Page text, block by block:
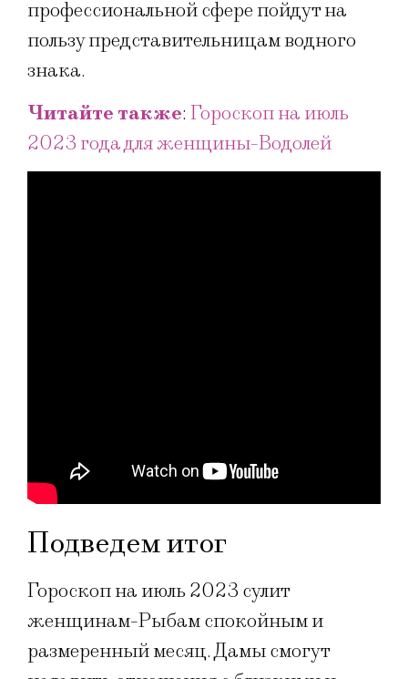
профессиональной сфере пойдут на
пользу представительницам водного
знака.
Читайте также: Гороскоп на июль
2023 года для женщины-Водолей
Подведем итог
Гороскоп на июль 2023 сулит
женщинам-Рыбам спокойным и
размеренный месяц. Дамы смогут